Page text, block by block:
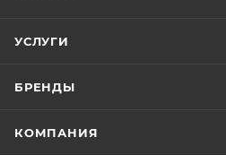
УСЛУГИ
БРЕНДЫ
КОМПАНИЯ